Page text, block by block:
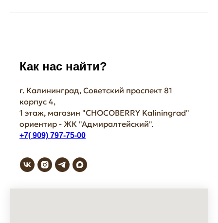
Как нас найти?
г. Калининград, Советский проспект 81
корпус 4,
1 этаж, магазин "СHOCOBERRY Kaliningrad"
ориентир - ЖК "Адмиралтейский".
+7( 909) 797-75-00